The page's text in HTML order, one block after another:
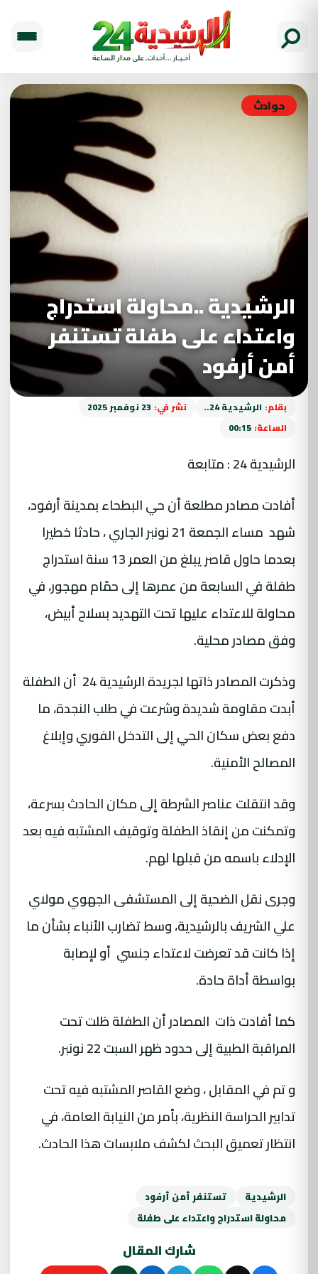
حوادث
الرشيدية ..محاولة استدراج
واعتداء على طفلة تستنفر
أمن أرفود
بقلم: الرشيدية 24.. نشر في: 23 نوفمبر 2025
الساعة: 00:15
الرشيدية 24 : متابعة
أفادت مصادر مطلعة أن حي البطحاء بمدينة أرفود،
شهد مساء الجمعة 21 نونبر الجاري ، حادثا خطيرا
بعدما حاول قاصر يبلغ من العمر 13 سنة استدراج
طفلة في السابعة من عمرها إلى حمّام مهجور، في
محاولة للاعتداء عليها تحت التهديد بسلاح أبيض،
وفق مصادر محلية.
وذكرت المصادر ذاتها لجريدة الرشيدية 24 أن الطفلة
أبدت مقاومة شديدة وشرعت في طلب النجدة، ما
دفع بعض سكان الحي إلى التدخل الفوري وإبلاغ
المصالح الأمنية.
وقد انتقلت عناصر الشرطة إلى مكان الحادث بسرعة،
وتمكنت من إنقاذ الطفلة وتوقيف المشتبه فيه بعد
الإدلاء باسمه من قبلها لهم.
وجرى نقل الضحية إلى المستشفى الجهوي مولاي
علي الشريف بالرشيدية، وسط تضارب الأنباء بشأن ما
إذا كانت قد تعرضت لاعتداء جنسي أو لإصابة
بواسطة أداة حادة.
كما أفادت ذات المصادر أن الطفلة ظلت تحت
المراقبة الطبية إلى حدود ظهر السبت 22 نونبر.
و تم في المقابل ، وضع القاصر المشتبه فيه تحت
تدابير الحراسة النظرية، بأمر من النيابة العامة، في
انتظار تعميق البحث لكشف ملابسات هذا الحادث.
الرشيدية
تستنفر أمن أرفود
محاولة استدراج واعتداء على طفلة
شارك المقال